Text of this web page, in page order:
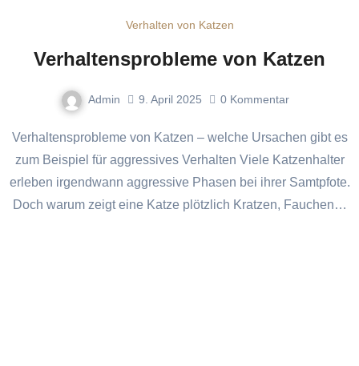
Verhalten von Katzen
Verhaltensprobleme von Katzen
Admin 9. April 2025 0 Kommentar
Verhaltensprobleme von Katzen – welche Ursachen gibt es
zum Beispiel für aggressives Verhalten Viele Katzenhalter
erleben irgendwann aggressive Phasen bei ihrer Samtpfote.
Doch warum zeigt eine Katze plötzlich Kratzen, Fauchen…